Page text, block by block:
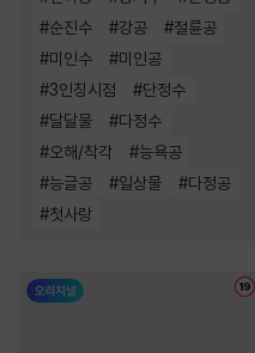
#순진수 #강공 #절륜공
#미인수 #미인공
#3인칭시점 #단정수
#달달물 #다정수
#오해/착각 #능욕공
#능글공 #일상물 #다정공
#첫사랑